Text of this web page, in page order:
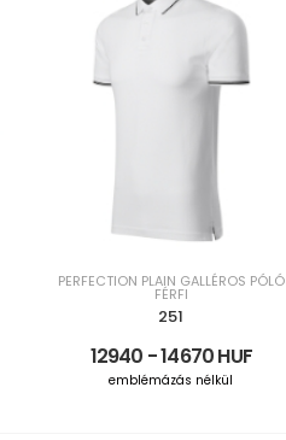
PERFECTION PLAIN GALLÉROS PÓLÓ
FÉRFI
251
12940 - 14670 HUF
emblémázás nélkül